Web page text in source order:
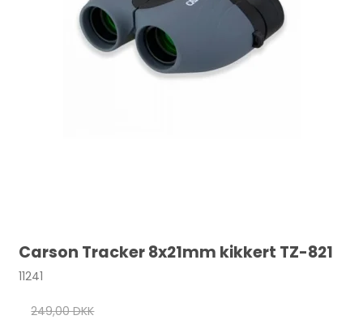
Carson Tracker 8x21mm kikkert TZ-821
11241
249,00 DKK